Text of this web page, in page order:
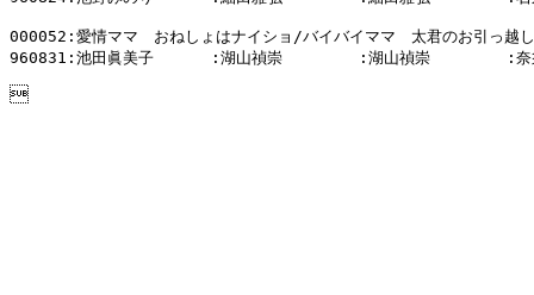
000052:愛情ママ　おねしょはナイショ/バイバイママ　太君のお引っ越し
